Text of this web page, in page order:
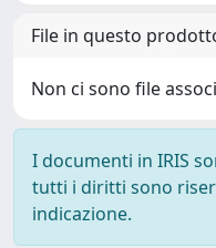
File in questo
Non ci sono file
I documenti in IRIS
tutti i diritti sono
indicazione.